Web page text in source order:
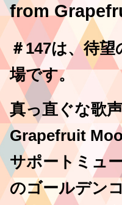
from
＃147は、待
場です。
真っ直ぐな歌
Grapefruit
サポートミュ
のゴールデン